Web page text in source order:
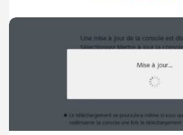
Chiffres de ventes
Rumeurs
Tests et previews